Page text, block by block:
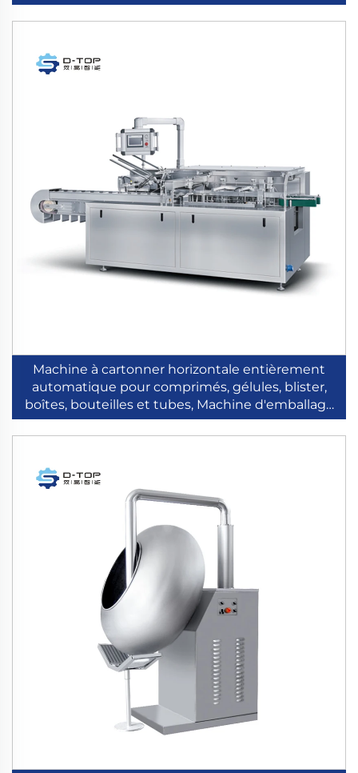
Machine à cartonner horizontale entièrement
automatique pour comprimés, gélules, blister,
boîtes, bouteilles et tubes, Machine d'emballage
de cartons